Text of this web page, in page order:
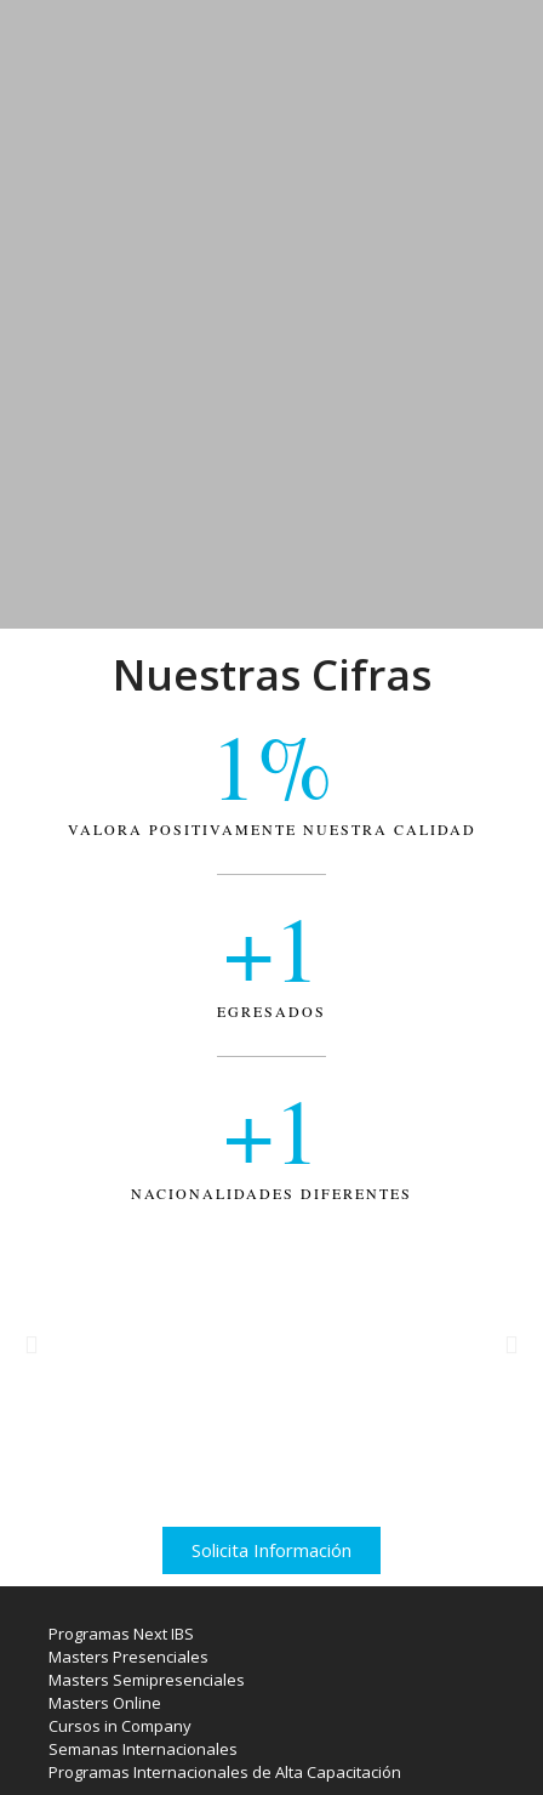
Nuestras Cifras
VALORA POSITIVAMENTE NUESTRA CALIDAD
1%
EGRESADOS
+1
NACIONALIDADES DIFERENTES
+1
Solicita Información
Programas Next IBS
Masters Presenciales
Masters Semipresenciales
Masters Online
Cursos in Company
Semanas Internacionales
Programas Internacionales de Alta Capacitación